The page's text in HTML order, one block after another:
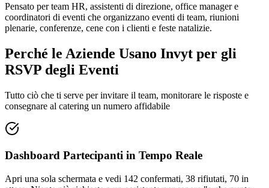
Pensato per team HR, assistenti di direzione, office manager e
coordinatori di eventi che organizzano eventi di team, riunioni
plenarie, conferenze, cene con i clienti e feste natalizie.
Perché le Aziende Usano Invyt per gli
RSVP degli Eventi
Tutto ciò che ti serve per invitare il team, monitorare le risposte e
consegnare al catering un numero affidabile
Dashboard Partecipanti in Tempo Reale
Apri una sola schermata e vedi 142 confermati, 38 rifiutati, 70 in